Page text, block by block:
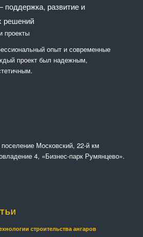
развитие и
решений
проекты
опыт и современные
проект был надежным,
Московский, 22-й км
4, «Бизнес-парк Румянцево».
строительства ангаров